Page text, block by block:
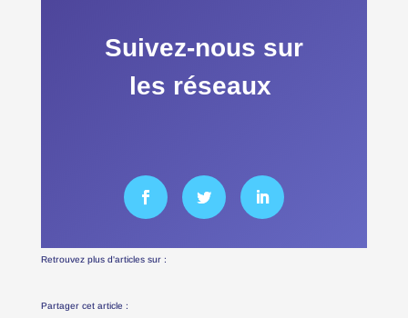
Suivez-nous sur
les réseaux
Retrouvez plus d'articles sur :
Partager cet article :